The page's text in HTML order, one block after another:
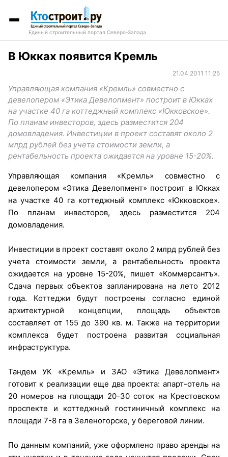
Единый строительный портал Северо-Запада
В Юкках появится Кремль
21.04.2011 11:25
Управляющая компания «Кремль» совместно с
девелопером «Этика Девелопмент» построит в Юкках
на участке 40 га коттеджный комплекс «Юкковское».
По планам инвесторов, здесь разместится 204
домовладения. Инвестиции в проект составят около 2
млрд рублей без учета стоимости земли, а
рентабельность проекта ожидается на уровне 15-20%.
Управляющая компания «Кремль» совместно с
девелопером «Этика Девелопмент» построит в Юкках
на участке 40 га коттеджный комплекс «Юкковское».
По планам инвесторов, здесь разместится 204
домовладения.
Инвестиции в проект составят около 2 млрд рублей без
учета стоимости земли, а рентабельность проекта
ожидается на уровне 15-20%, пишет «Коммерсантъ».
Сдача первых объектов запланирована на лето 2012
года. Коттеджи будут построены согласно единой
архитектурной концепции, площадь объектов
составляет от 155 до 390 кв. м. Также на территории
комплекса будет построена развитая социальная
инфраструктура.
Тандем УК «Кремль» и ЗАО «Этика Девелопмент»
готовит к реализации еще два проекта: апарт-отель на
20 номеров на площади 20-30 соток на Крестовском
проспекте и коттеджный гостиничный комплекс на
площади 7-8 га в Зеленогорске, у береговой линии.
По данным компаний, уже оформлено право аренды на